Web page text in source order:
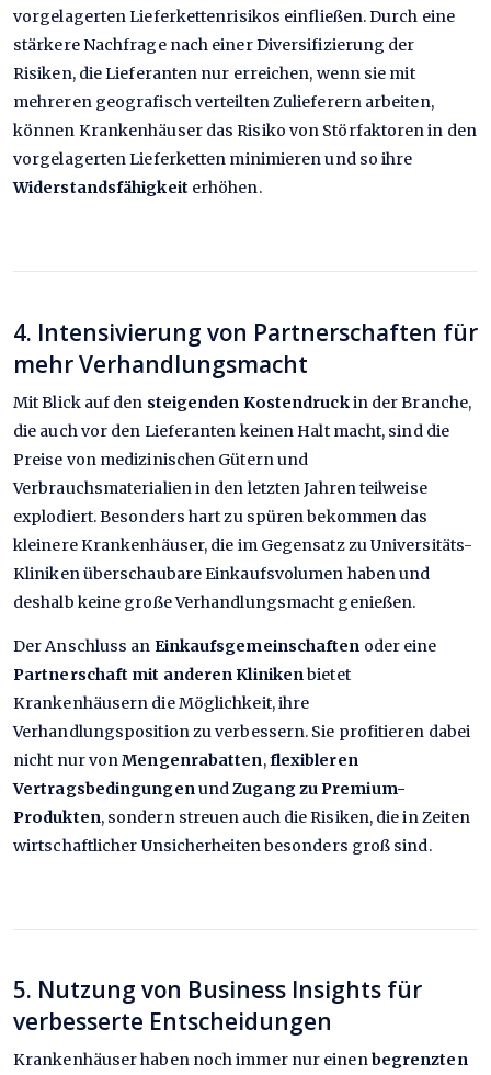
vorgelagerten Lieferkettenrisikos einfließen. Durch eine
stärkere Nachfrage nach einer Diversifizierung der
Risiken, die Lieferanten nur erreichen, wenn sie mit
mehreren geografisch verteilten Zulieferern arbeiten,
können Krankenhäuser das Risiko von Störfaktoren in den
vorgelagerten Lieferketten minimieren und so ihre
Widerstandsfähigkeit erhöhen.
4. Intensivierung von Partnerschaften für
mehr Verhandlungsmacht
Mit Blick auf den steigenden Kostendruckin der Branche,
die auch vor den Lieferanten keinen Halt macht, sind die
Preise von medizinischen Gütern und
Verbrauchsmaterialien in den letzten Jahren teilweise
explodiert. Besonders hart zu spüren bekommen das
kleinere Krankenhäuser, die im Gegensatz zu Universitäts-
Kliniken überschaubare Einkaufsvolumen haben und
deshalb keine große Verhandlungsmacht genießen.
Der Anschluss an Einkaufsgemeinschaften oder eine
Partnerschaft mit anderen Klinikenbietet
Krankenhäusern die Möglichkeit, ihre
Verhandlungsposition zu verbessern. Sie profitieren dabei
nicht nur vonMengenrabatten,flexibleren
VertragsbedingungenundZugang zu Premium-
Produkten, sondern streuen auch die Risiken, die in Zeiten
wirtschaftlicher Unsicherheiten besonders groß sind.
5. Nutzung von Business Insights für
verbesserte Entscheidungen
Krankenhäuser haben noch immer nur einenbegrenzten